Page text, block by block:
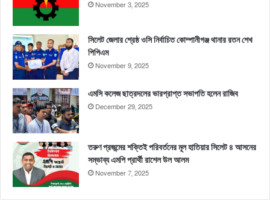
November 3, 2025
সিলেট জেলার শ্রেষ্ঠ ওসি নির্বাচিত কোম্পানীগঞ্জ থানার রতন শেখ
পিপিএম
November 9, 2025
এমসি কলেজ ছাত্রদলের ভারপ্রাপ্ত সভাপতি হলেন রাজিব
December 29, 2025
তরুণ প্রজন্মের শক্তিই পরিবর্তনের মূল হাতিয়ার সিলেট ৪ আসনের
সম্ভাব্য এমপি প্রার্থী রাশেল উল আলম
November 7, 2025